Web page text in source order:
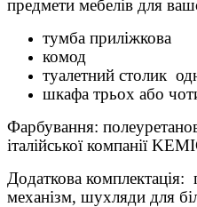
предмети мебелів для ваш
тумба приліжкова
комод
туалетний столик
шкафа трьох або ч
Фарбування: поле
італійськоїкомпанії
Додаткова комплектація:
механізм, шухляди для б